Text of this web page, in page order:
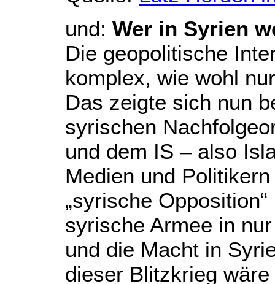
und:Wer in Syrien
Die geopolitische
komplex, wie wohl
Das zeigte sich nun
syrischen
und dem IS – also
Medien und
„syrische
syrische Armee in
und die Macht in
dieser Blitzkrieg